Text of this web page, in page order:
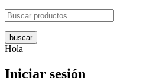
buscar
Hola
Iniciar sesión